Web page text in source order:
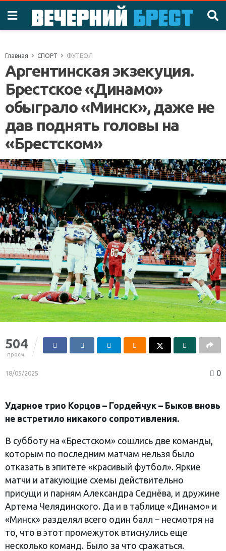
Главная СПОРТ ФУТБОЛ
Аргентинская экзекуция.
Брестское «Динамо»
обыграло «Минск», даже не
дав поднять головы на
«Брестском»
504
просм.
18/05/2025 0
Ударное трио Корцов – Гордейчук – Быков вновь
не встретило никакого сопротивления.
В субботу на «Брестском» сошлись две команды,
которым по последним матчам нельзя было
отказать в эпитете «красивый футбол». Яркие
матчи и атакующие схемы действительно
присущи и парням Александра Седнёва, и дружине
Артема Челядинского. Да и в таблице «Динамо» и
«Минск» разделял всего один балл – несмотря на
то, что в этот промежуток втиснулись еще
несколько команд. Было за что сражаться.